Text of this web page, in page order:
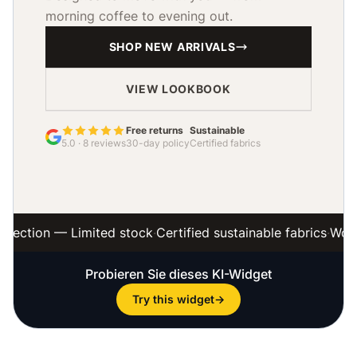
Probieren Sie dieses KI-Widget
Try this widget→